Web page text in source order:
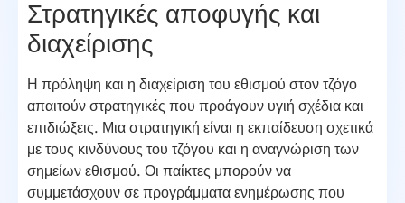
Στρατηγικές αποφυγής και
διαχείρισης
Η πρόληψη και η διαχείριση του εθισμού στον τζόγο
απαιτούν στρατηγικές που προάγουν υγιή σχέδια και
επιδιώξεις. Μια στρατηγική είναι η εκπαίδευση σχετικά
με τους κινδύνους του τζόγου και η αναγνώριση των
σημείων εθισμού. Οι παίκτες μπορούν να
συμμετάσχουν σε προγράμματα ενημέρωσης που